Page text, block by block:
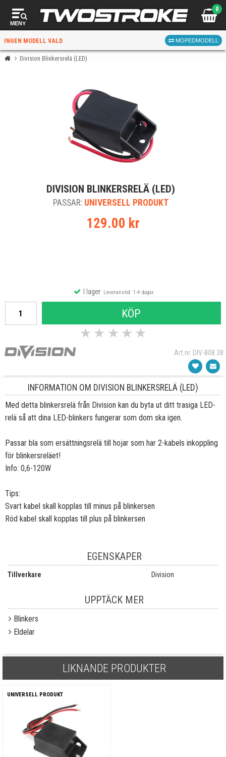
MENY
0
INGEN MODELL VALD MOPEDMODELL
När du valt kommer butiken visa delar för vald moped
och universella produkter.
Division Blinkersrelä (LED)
DIVISION BLINKERSRELÄ (LED)
PASSAR: UNIVERSELL PRODUKT
129.00 kr
I lagerLeveranstid: 1-4 dagar
KÖP
★ ★ ★ ★ ★
Art.nr. DIV-808.38
INFORMATION OM DIVISION BLINKERSRELÄ (LED)
Med detta blinkersrelä från Division kan du byta ut ditt trasiga LED-
relä så att dina LED-blinkers fungerar som dom ska igen.
Passar bla som ersättningsrelä till hojar som har 2-kabels inkoppling
för blinkersreläet!
Info: 0,6-120W
Tips:
Svart kabel skall kopplas till minus på blinkersen
Röd kabel skall kopplas till plus på blinkersen
EGENSKAPER
Tillverkare Division
UPPTÄCK MER
Blinkers
Eldelar
LIKNANDE PRODUKTER
UNIVERSELL PRODUKT